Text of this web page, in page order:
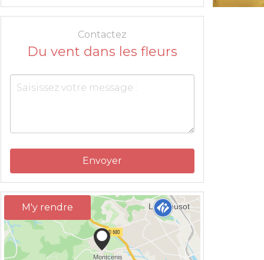
Contactez
Du vent dans les fleurs
Envoyer
M'y rendre